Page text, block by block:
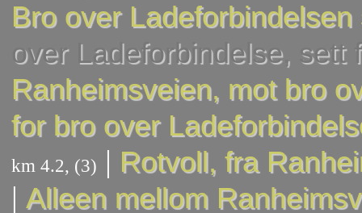
Bro over
over Ladeforbindelse, sett
Ranheimsveien, mot bro
for bro over
km 4.2, (3) | Rotvoll, fra
| Alleen mellom